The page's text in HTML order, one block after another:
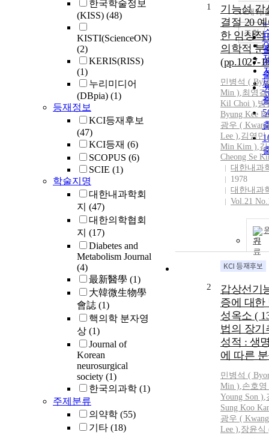
한국학술정보
(KISS) (48)
KISTI(ScienceON)
(2)
KERIS(RISS)
(1)
누리미디어
(DBpia) (1)
등재정보
KCI등재후보
(47)
KCI등재 (6)
SCOPUS (6)
SCIE (1)
학술지명
대한내과학회
지 (47)
대한의학협회
지 (17)
Diabetes and
Metabolism Journal
(4)
最新醫學 (1)
大韓微生物學
會誌 (1)
핵의학 분자영
상 (1)
Journal of
Korean
neurosurgical
society (1)
한국의과학 (1)
주제분류
의약학 (55)
기타 (18)
10개씩
조회
1
기능성 갑
결절 20
한 임상적
의학적 분
(pp.1027-
민병석 (
Min ),최영길
Kil Choi ),방
Byung Kee
광우 (
Lee ),김영민
Min Kim ),
Cheong Se
대한내과
1978
대한내과
Vol.21
기
2
갑상선기
증에 대한
성옥소 (
법의 장기
성적 : 생
에 따른
민병석 (
Min ),손호영
Young Son ),
Sung Koo
광우 (
Lee ),장윤식